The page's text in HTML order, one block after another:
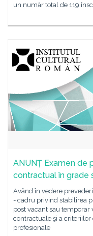
un număr total de 119
ANUNȚ Examen de
contractual în grade
Având în vedere
- cadru privind stabilirea
post vacant sau
contractuale şi a
profesionale